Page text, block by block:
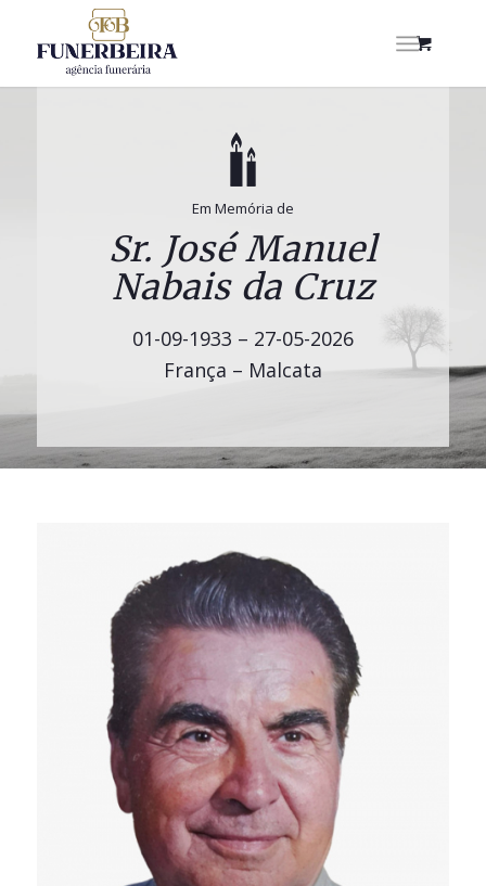
Em Memória de
Sr. José Manuel
Nabais da Cruz
01-09-1933 – 27-05-2026
França – Malcata